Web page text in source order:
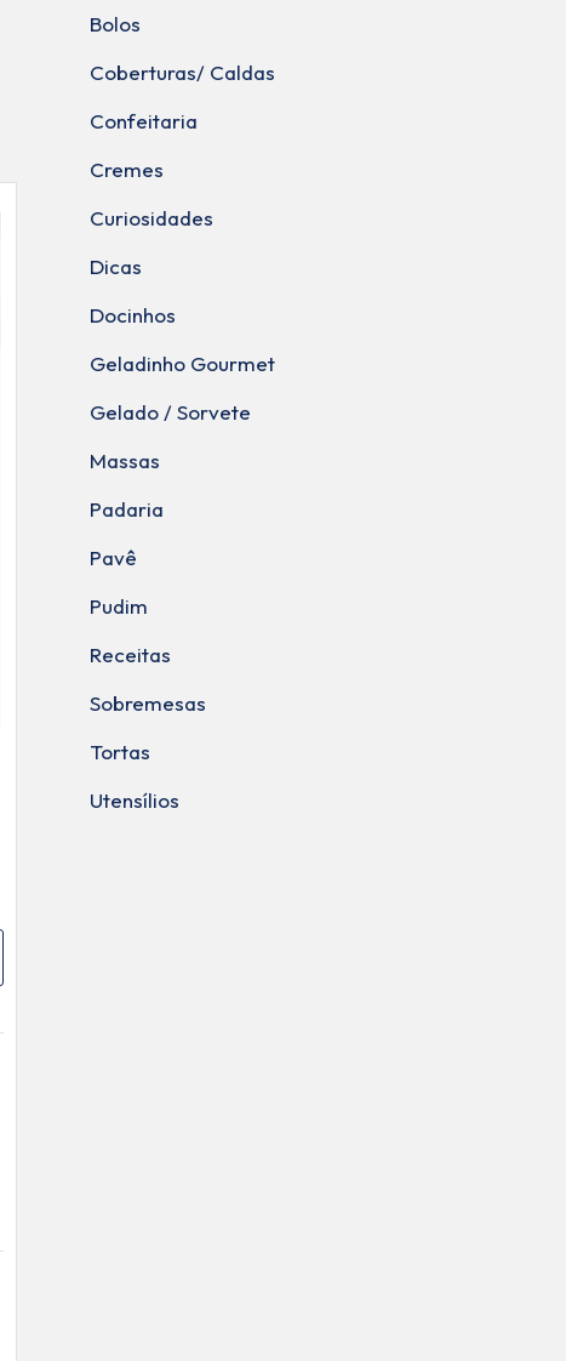
Bolos
Coberturas/ Caldas
Confeitaria
Cremes
Curiosidades
Dicas
Docinhos
Geladinho Gourmet
Gelado / Sorvete
Massas
Padaria
Pavê
Pudim
Receitas
Sobremesas
Tortas
Utensílios